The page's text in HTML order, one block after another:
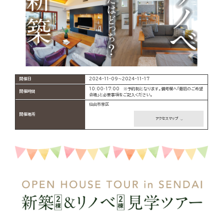
開催日 2024-11-09～2024-11-17
開催時間
10:00‐17:00 ※予約制となります。備考欄へ「最初のご希望
会場」と必要事項をご記入ください。
開催場所
仙台市泉区
アクセスマップ